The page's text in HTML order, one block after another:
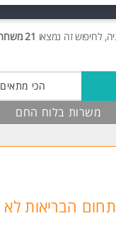
לחיפוש זה נמצאו 21 משרות
הכי מתאים
משרות בלוח החם
הבריאות לא